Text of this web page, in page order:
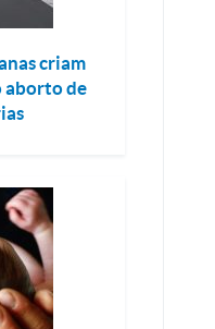
criam
aborto de